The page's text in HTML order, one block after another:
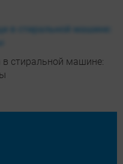
стиральной машине: